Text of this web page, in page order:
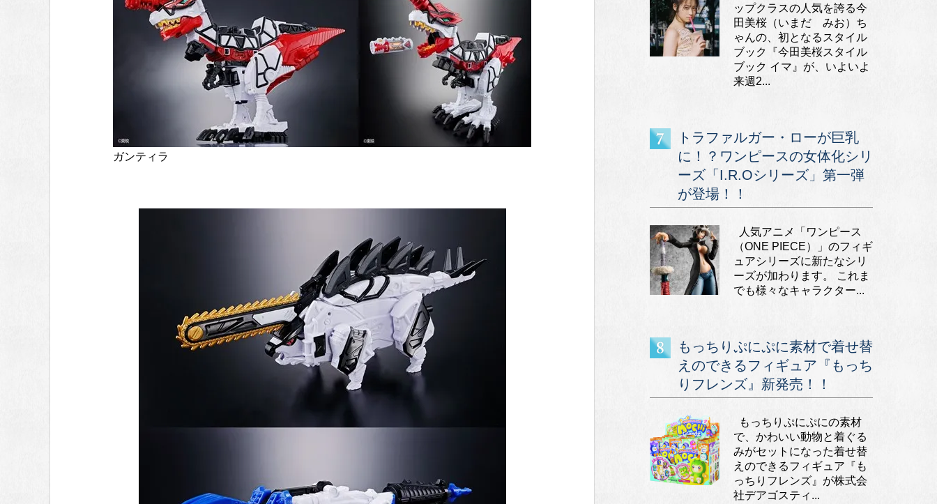
ガンティラ
ップクラスの人気を誇る今
田美桜（いまだ みお）ち
ゃんの、初となるスタイル
ブック『今田美桜スタイル
ブック イマ』が、いよいよ
来週2...
トラファルガー・ローが巨乳
に！？ワンピースの女体化シリ
ーズ「I.R.Oシリーズ」第一弾
が登場！！
人気アニメ「ワンピース
（ONE PIECE）」のフィギ
ュアシリーズに新たなシリ
ーズが加わります。 これま
でも様々なキャラクター...
もっちりぷにぷに素材で着せ替
えのできるフィギュア『もっち
りフレンズ』新発売！！
もっちりぷにぷにの素材
で、かわいい動物と着ぐる
みがセットになった着せ替
えのできるフィギュア『も
っちりフレンズ』が株式会
社デアゴスティ...